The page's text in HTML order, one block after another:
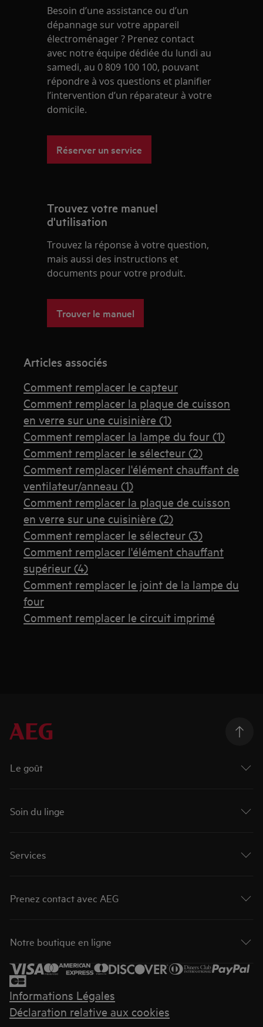
Besoin d’une assistance ou d’un
dépannage sur votre appareil
électroménager ? Prenez contact
avec notre équipe dédiée du lundi au
samedi, au 0 809 100 100, pouvant
répondre à vos questions et planifier
l’intervention d’un réparateur à votre
domicile.
Réserver un service
Trouvez votre manuel
d'utilisation
Trouvez la réponse à votre question,
mais aussi des instructions et
documents pour votre produit.
Trouver le manuel
Articles associés
Comment remplacer le capteur
Comment remplacer la plaque de cuisson
en verre sur une cuisinière (1)
Comment remplacer la lampe du four (1)
Comment remplacer le sélecteur (2)
Comment remplacer l'élément chauffant de
ventilateur/anneau (1)
Comment remplacer la plaque de cuisson
en verre sur une cuisinière (2)
Comment remplacer le sélecteur (3)
Comment remplacer l'élément chauffant
supérieur (4)
Comment remplacer le joint de la lampe du
four
Comment remplacer le circuit imprimé
Le goût
Soin du linge
Services
Prenez contact avec AEG
Notre boutique en ligne
Informations Légales
Déclaration relative aux cookies